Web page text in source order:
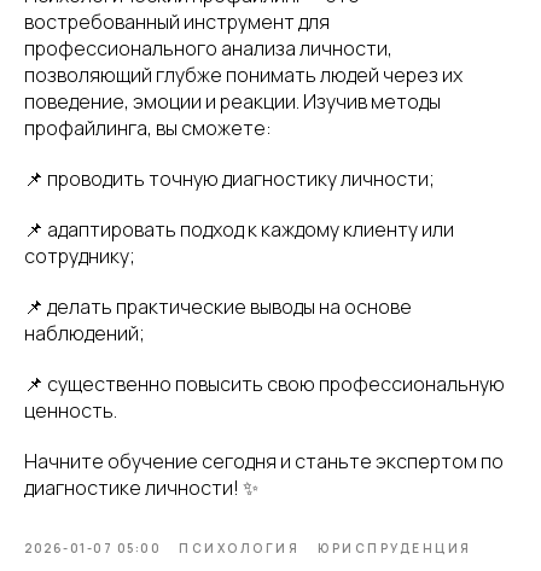
востребованный инструмент для
профессионального анализа личности,
позволяющий глубже понимать людей через их
поведение, эмоции и реакции. Изучив методы
профайлинга, вы сможете:
📌 проводить точную диагностику личности;
📌 адаптировать подход к каждому клиенту или
сотруднику;
📌 делать практические выводы на основе
наблюдений;
📌 существенно повысить свою профессиональную
ценность.
Начните обучение сегодня и станьте экспертом по
диагностике личности! ✨
2026-01-07 05:00 ПСИХОЛОГИЯ
ЮРИСПРУДЕНЦИЯ